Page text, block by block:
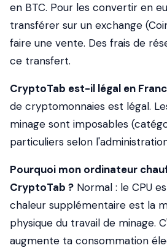
en BTC. Pour les convertir en
transférer sur un exchange
faire une vente. Des frais de
ce transfert.
CryptoTab est-il légal en
de cryptomonnaies est légal.
minage sont imposables
particuliers selon
Pourquoi mon ordinateur
CryptoTab ? Normal : le CPU
chaleur supplémentaire est la
physique du travail de minage.
augmente ta consommation